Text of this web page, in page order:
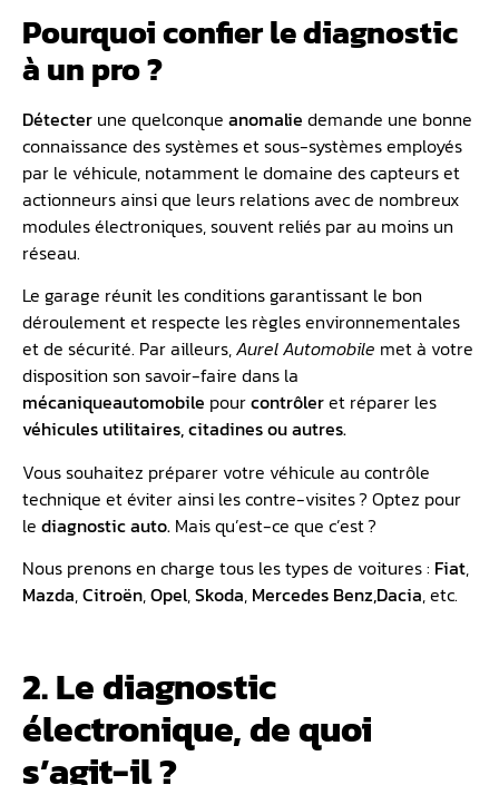
Pourquoi confier le diagnostic
à un pro ?
Détecter une quelconque anomalie demande une bonne
connaissance des systèmes et sous-systèmes employés
par le véhicule, notamment le domaine des capteurs et
actionneurs ainsi que leurs relations avec de nombreux
modules électroniques, souvent reliés par au moins un
réseau.
Le garage réunit les conditions garantissant le bon
déroulement et respecte les règles environnementales
et de sécurité. Par ailleurs,Aurel Automobile met à votre
disposition son savoir-faire dans la
mécaniqueautomobile pourcontrôleret réparer les
véhicules utilitaires, citadines ou autres.
Vous souhaitez préparer votre véhicule au contrôle
technique et éviter ainsi les contre-visites ? Optez pour
le diagnostic auto. Mais qu’est-ce que c’est ?
Nous prenons en charge tous les types de voitures : Fiat,
Mazda,Citroën,Opel,Skoda, Mercedes Benz,Dacia, etc.
2. Le diagnostic
électronique, de quoi
s’agit-il ?